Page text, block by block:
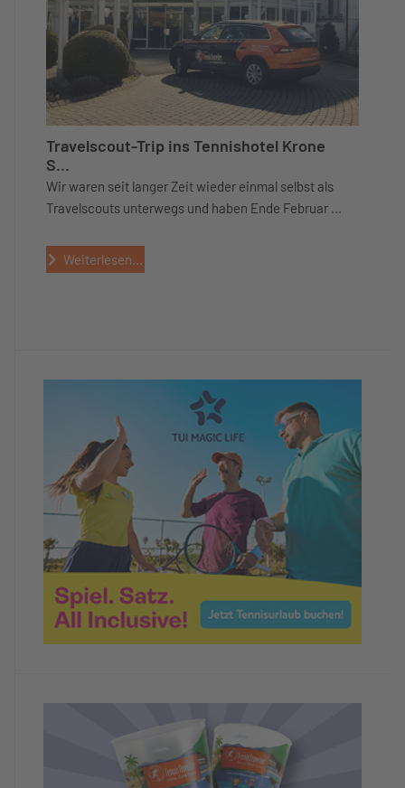
Travelscout-Trip ins Tennishotel Krone
S...
Wir waren seit langer Zeit wieder einmal selbst als
Travelscouts unterwegs und haben Ende Februar ...
Weiterlesen...